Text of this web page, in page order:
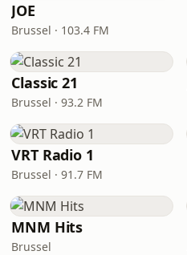
JOE
Brussel · 103.4 FM
Classic 21
Brussel · 93.2 FM
VRT Radio 1
Brussel · 91.7 FM
MNM Hits
Brussel